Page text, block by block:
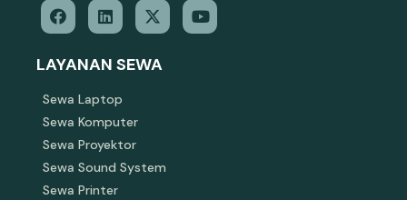
LAYANAN SEWA
Sewa Laptop
Sewa Komputer
Sewa Proyektor
Sewa Sound System
Sewa Printer